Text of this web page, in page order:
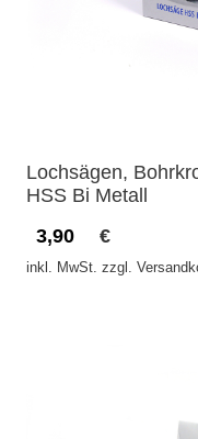
Lochsägen,
HSS Bi Metall
3,90
€
inkl. MwSt. zzgl.